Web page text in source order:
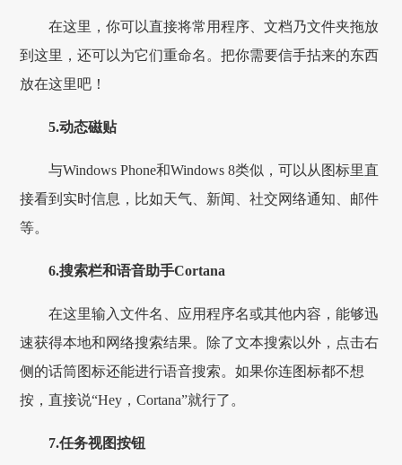
在这里，你可以直接将常用程序、文档乃文件夹拖放
到这里，还可以为它们重命名。把你需要信手拈来的东西
放在这里吧！
5.动态磁贴
与Windows Phone和Windows 8类似，可以从图标里直
接看到实时信息，比如天气、新闻、社交网络通知、邮件
等。
6.搜索栏和语音助手Cortana
在这里输入文件名、应用程序名或其他内容，能够迅
速获得本地和网络搜索结果。除了文本搜索以外，点击右
侧的话筒图标还能进行语音搜索。如果你连图标都不想
按，直接说“Hey，Cortana”就行了。
7.任务视图按钮